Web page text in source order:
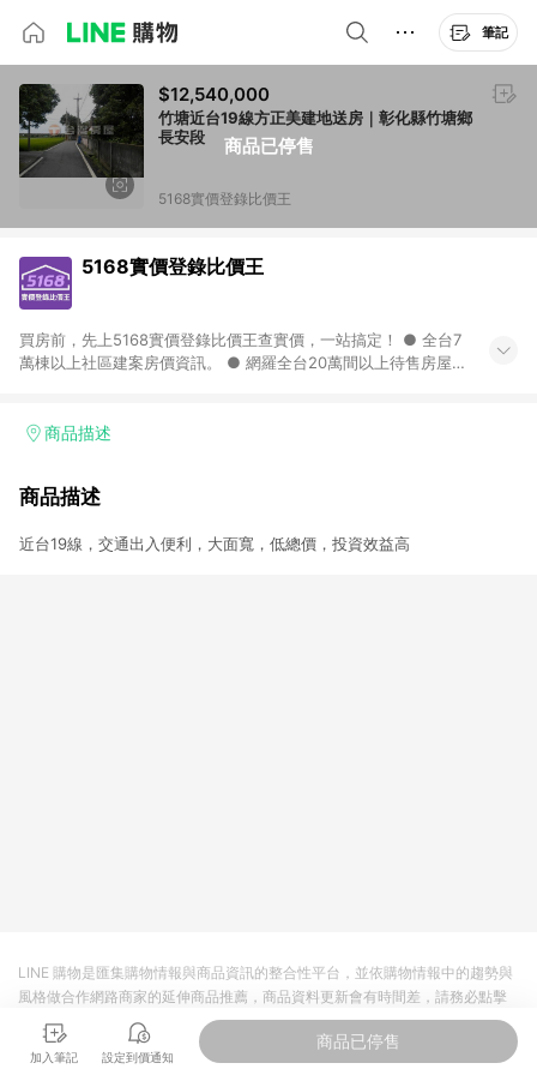
筆記
商品已停售
$12,540,000
竹塘近台19線方正美建地送房｜彰化縣竹塘鄉
長安段
5168實價登錄比價王
5168實價登錄比價王
買房前，先上5168實價登錄比價王查實價，一站搞定！ ● 全台7
萬棟以上社區建案房價資訊。 ● 網羅全台20萬間以上待售房屋，
器人，24小時在線查。
商品描述
商品描述
近台19線，交通出入便利，大面寬，低總價，投資效益高
加入筆記 設定到價通知
商品已停售
LINE 購物是匯集購物情報與商品資訊的整合性平台，並依購物情報中的趨勢與
風格做合作網路商家的延伸商品推薦，商品資料更新會有時間差，請務必點擊
商品至各合作網路商家，確認現售價與購物條件，一切資訊以合作廠商網頁為
準。